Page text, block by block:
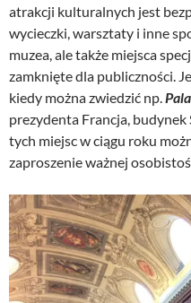
atrakcji kulturalnych jest
wycieczki, warsztaty i inne
muzea, ale także miejsca
zamknięte dla publiczności.
kiedy można zwiedzić np.
prezydenta Francja,
tych miejsc w ciągu roku
zaproszenie ważnej